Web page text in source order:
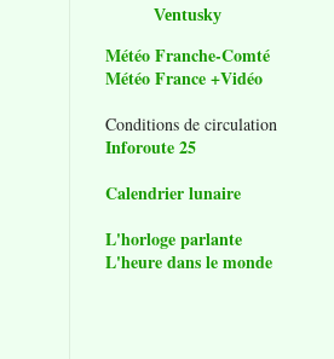
Ventusky
Météo Franche-Comté
Météo France +Vidéo
Conditions de circulation
Inforoute 25
Calendrier lunaire
L'horloge parlante
L'heure dans le monde